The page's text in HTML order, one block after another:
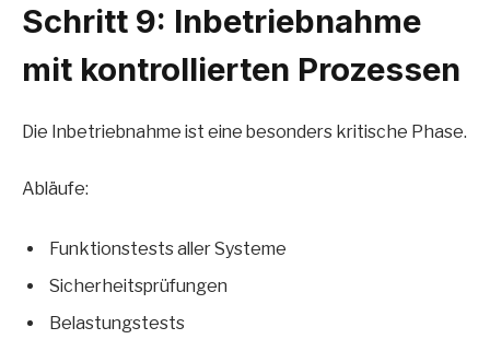
Schritt 9: Inbetriebnahme
mit kontrollierten Prozessen
Die Inbetriebnahme ist eine besonders kritische Phase.
Abläufe:
Funktionstests aller Systeme
Sicherheitsprüfungen
Belastungstests